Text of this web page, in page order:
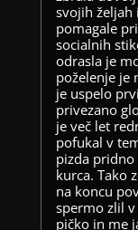
svojih željah
pomagale
socialnih
odrasla je
poželenje je
je uspelo
privezano
je več let
pofukal v
pizda pridno
kurca. Tako
na koncu
spermo zlil
pičko in me